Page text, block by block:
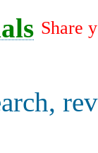
Share